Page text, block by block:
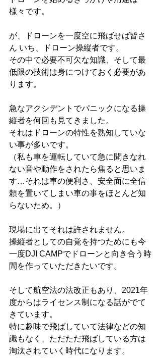
様々です。
が、ドローンを一度空に飛ばせば皆さ
ん いち、ドローン操縦者です。
その中で必要不可欠な知識、そして最
低限の技術は身につけておく必要があ
ります。
急なアクシデントでパニックになる操
縦者を何回も見てきました。
それはドローンの特性を熟知していな
い事が多いです。
（私も車を運転していて急に聞きなれ
ない音や動作をされたら焦ると思いま
す…それは車の便利さ、安全面に全信
頼を置いてしまい車の事をほとんど知
らないため。）
現場に出てそれは許されません。
操縦者としての自覚を持つためにも今
一度DJI CAMPでドローンと向き合う時
間を作っていただきたいです。
そして航空法の法改正もあり、2021年
度からはライセンス制になる話がでて
きています。
特に趣味で飛ばしていて法律などの知
識もなく、ただただ飛ばしている方は
淘汰されていく時代になります。